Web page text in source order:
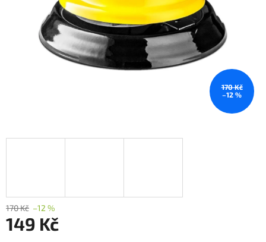
170 Kč
–12 %
170 Kč –12 %
149 Kč